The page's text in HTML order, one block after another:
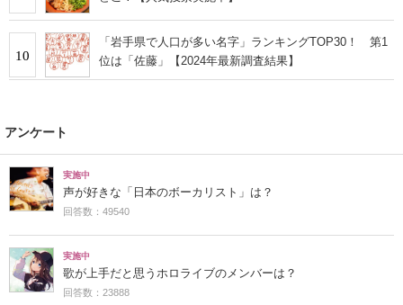
10
「岩手県で人口が多い名字」ランキングTOP30！ 第1
位は「佐藤」【2024年最新調査結果】
アンケート
実施中
声が好きな「日本のボーカリスト」は？
回答数：49540
実施中
歌が上手だと思うホロライブのメンバーは？
回答数：23888